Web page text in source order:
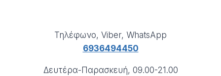
Τηλέφωνο, Viber, WhatsApp
6936494450
Δευτέρα-Παρασκευή, 09.00-21.00